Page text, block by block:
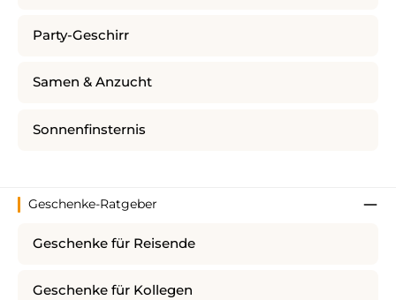
Party-Geschirr
Samen & Anzucht
Sonnenfinsternis
Geschenke-Ratgeber
Geschenke für Reisende
Geschenke für Kollegen